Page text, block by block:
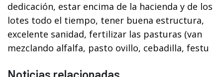
dedicación, estar encima de la hacienda y de los
lotes todo el tiempo, tener buena estructura,
excelente sanidad, fertilizar las pasturas (van
mezclando alfalfa, pasto ovillo, cebadilla, festu